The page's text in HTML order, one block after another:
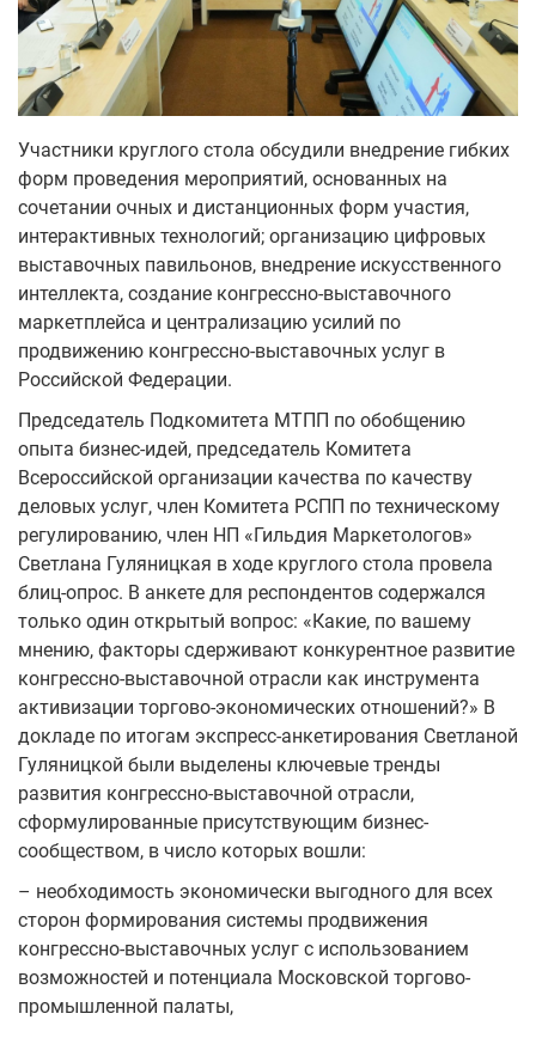
Участники круглого стола обсудили внедрение гибких
форм проведения мероприятий, основанных на
сочетании очных и дистанционных форм участия,
интерактивных технологий; организацию цифровых
выставочных павильонов, внедрение искусственного
интеллекта, создание конгрессно-выставочного
маркетплейса и централизацию усилий по
продвижению конгрессно-выставочных услуг в
Российской Федерации.
Председатель Подкомитета МТПП по обобщению
опыта бизнес-идей, председатель Комитета
Всероссийской организации качества по качеству
деловых услуг, член Комитета РСПП по техническому
регулированию, член НП «Гильдия Маркетологов»
Светлана Гуляницкая в ходе круглого стола провела
блиц-опрос. В анкете для респондентов содержался
только один открытый вопрос: «Какие, по вашему
мнению, факторы сдерживают конкурентное развитие
конгрессно-выставочной отрасли как инструмента
активизации торгово-экономических отношений?» В
докладе по итогам экспресс-анкетирования Светланой
Гуляницкой были выделены ключевые тренды
развития конгрессно-выставочной отрасли,
сформулированные присутствующим бизнес-
сообществом, в число которых вошли:
– необходимость экономически выгодного для всех
сторон формирования системы продвижения
конгрессно-выставочных услуг с использованием
возможностей и потенциала Московской торгово-
промышленной палаты,